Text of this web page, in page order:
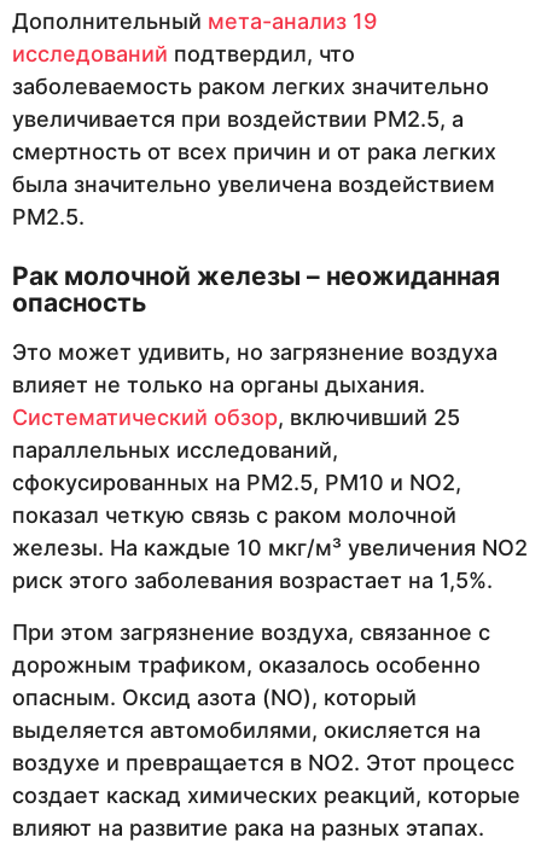
Дополнительный мета-анализ 19
исследований подтвердил, что
заболеваемость раком легких значительно
увеличивается при воздействии PM2.5, а
смертность от всех причин и от рака легких
была значительно увеличена воздействием
PM2.5.
Рак молочной железы – неожиданная
опасность
Это может удивить, но загрязнение воздуха
влияет не только на органы дыхания.
Систематический обзор, включивший 25
параллельных исследований,
сфокусированных на PM2.5, PM10 и NO2,
показал четкую связь с раком молочной
железы. На каждые 10 мкг/м³ увеличения NO2
риск этого заболевания возрастает на 1,5%.
При этом загрязнение воздуха, связанное с
дорожным трафиком, оказалось особенно
опасным. Оксид азота (NO), который
выделяется автомобилями, окисляется на
воздухе и превращается в NO2. Этот процесс
создает каскад химических реакций, которые
влияют на развитие рака на разных этапах.